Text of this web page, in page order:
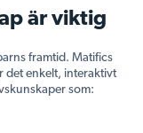
är viktig
framtid. Matifics
det enkelt, interaktivt
som: